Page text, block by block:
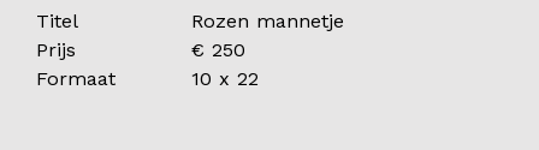
Titel
Rozen mannetje
Prijs
€ 250
Formaat
10 x 22